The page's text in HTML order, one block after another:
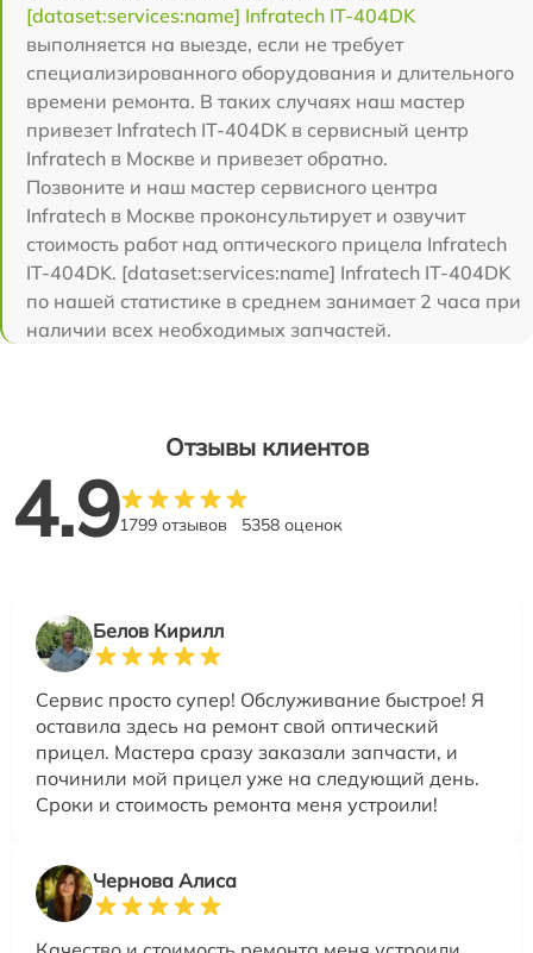
[dataset:services:name] Infratech IT-404DK
выполняется на выезде, если не требует
специализированного оборудования и длительного
времени ремонта. В таких случаях наш мастер
привезет Infratech IT-404DK в сервисный центр
Infratech в Москве и привезет обратно.
Позвоните и наш мастер сервисного центра
Infratech в Москве проконсультирует и озвучит
стоимость работ над оптического прицела Infratech
IT-404DK. [dataset:services:name] Infratech IT-404DK
по нашей статистике в среднем занимает 2 часа при
наличии всех необходимых запчастей.
Отзывы клиентов
4.91799 отзывов 5358 оценок
Белов Кирилл
Сервис просто супер! Обслуживание быстрое! Я
оставила здесь на ремонт свой оптический
прицел. Мастера сразу заказали запчасти, и
починили мой прицел уже на следующий день.
Сроки и стоимость ремонта меня устроили!
Чернова Алиса